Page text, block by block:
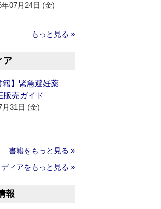
年07月24日 (金)
もっと見る »
ア
籍】緊急避妊薬
販売ガイド
月31日 (金)
書籍をもっと見る »
ィアをもっと見る »
報